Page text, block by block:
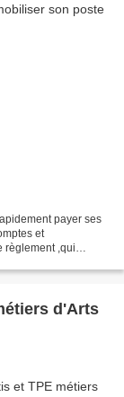
payer ses
et
règlement ,qui
d'Arts